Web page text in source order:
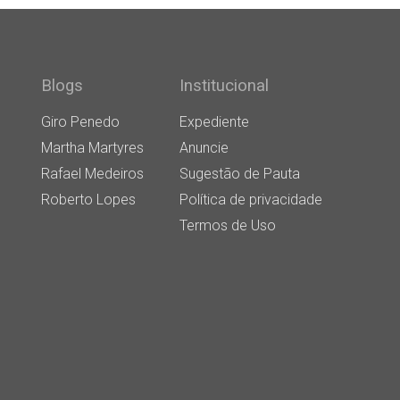
Blogs
Giro Penedo
Martha Martyres
Rafael Medeiros
Roberto Lopes
Institucional
Expediente
Anuncie
Sugestão de Pauta
Política de privacidade
Termos de Uso